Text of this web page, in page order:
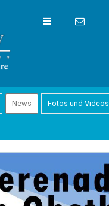
News Fotos und Videos